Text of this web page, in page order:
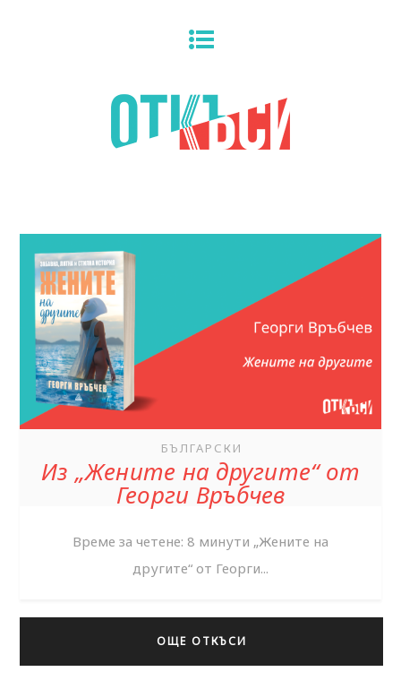
БЪЛГАРСКИ
Из „Жените на другите“ от
Георги Връбчев
Време за четене: 8 минути „Жените на
другите“ от Георги...
ОЩЕ ОТКЪСИ